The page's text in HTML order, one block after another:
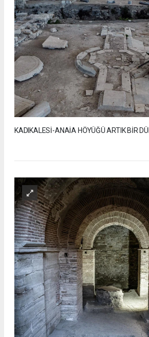
KADIKALESİ-ANAİA HÖYÜĞÜ ARTIK BİR